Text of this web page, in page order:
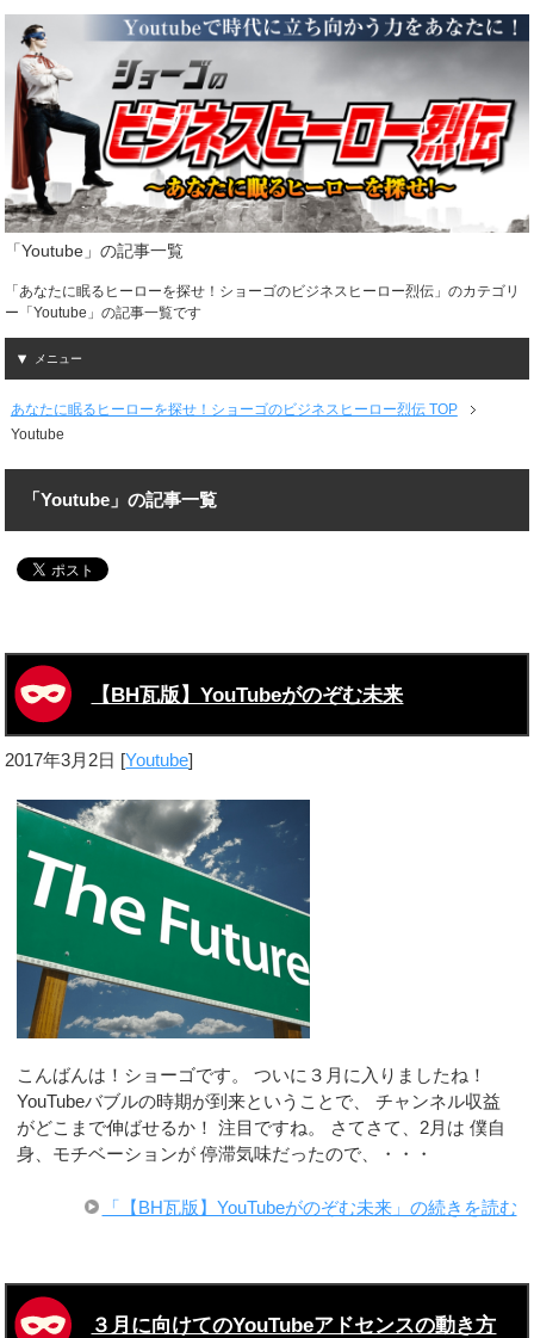
「Youtube」の記事一覧
「あなたに眠るヒーローを探せ！ショーゴのビジネスヒーロー烈伝」のカテゴリ
ー「Youtube」の記事一覧です
メニュー
あなたに眠るヒーローを探せ！ショーゴのビジネスヒーロー烈伝 TOP
Youtube
「Youtube」の記事一覧
【BH瓦版】YouTubeがのぞむ未来
2017年3月2日 [Youtube]
こんばんは！ショーゴです。 ついに３月に入りましたね！
YouTubeバブルの時期が到来ということで、 チャンネル収益
がどこまで伸ばせるか！ 注目ですね。 さてさて、2月は 僕自
身、モチベーションが 停滞気味だったので、・・・
「【BH瓦版】YouTubeがのぞむ未来」の続きを読む
３月に向けてのYouTubeアドセンスの動き方